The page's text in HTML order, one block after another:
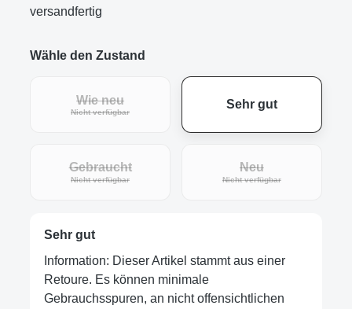
versandfertig
Wähle den Zustand
Wie neu
Nicht verfügbar(Diese Option ist zurzeit nicht verfügbar.)
Sehr gut
Gebraucht
Nicht verfügbar(Diese Option ist zurzeit nicht verfügbar.)
Neu
Nicht verfügbar(Diese Option ist
Sehr gut
Information: Dieser Artikel stammt aus einer
Retoure. Es können minimale
Gebrauchsspuren, an nicht offensichtlichen